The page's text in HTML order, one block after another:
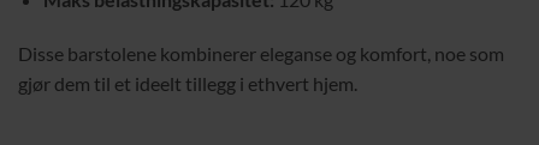
Disse barstolene kombinerer eleganse og komfort, noe som
gjør dem til et ideelt tillegg i ethvert hjem.